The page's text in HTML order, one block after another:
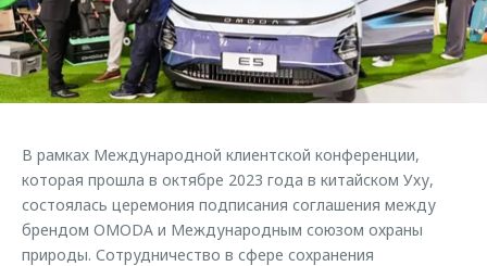
Страхование
Кредитный калькулятор
Аксессуары
Оригинальные аксессуары
Запчасти
Трейд-ин
Клиентская поддержка
O&J Автоклуб
Клуб владельцев OMODA
Аксессуары
Одежда и сувениры
Оригинальные аксессуары
Обратная связь
В рамках Международной клиентской конференции,
которая прошла в октябре 2023 года в китайском Уху,
состоялась церемония подписания соглашения между
брендом OMODA и Международным союзом охраны
природы. Сотрудничество в сфере сохранения